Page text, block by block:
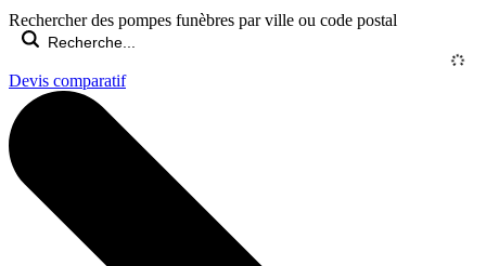
Rechercher des pompes funèbres par ville ou code postal
Devis comparatif